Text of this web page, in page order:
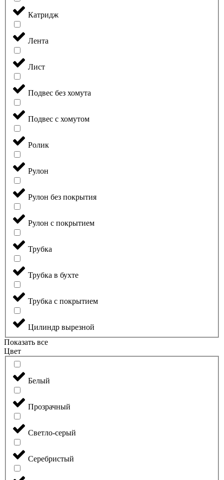
Катридж
Лента
Лист
Подвес без хомута
Подвес с хомутом
Ролик
Рулон
Рулон без покрытия
Рулон с покрытием
Трубка
Трубка в бухте
Трубка с покрытием
Цилиндр вырезной
Показать все
Цвет
Белый
Прозрачный
Светло-серый
Серебристый